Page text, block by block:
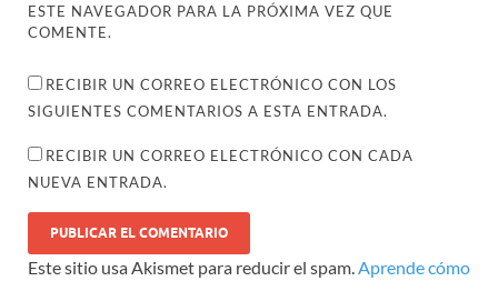
ESTE NAVEGADOR PARA LA PRÓXIMA VEZ QUE
COMENTE.
RECIBIR UN CORREO ELECTRÓNICO CON LOS
SIGUIENTES COMENTARIOS A ESTA ENTRADA.
RECIBIR UN CORREO ELECTRÓNICO CON CADA
NUEVA ENTRADA.
Este sitio usa Akismet para reducir el spam.Aprende cómo